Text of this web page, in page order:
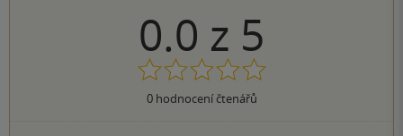
0.0 z 5
0hodnocení čtenářů